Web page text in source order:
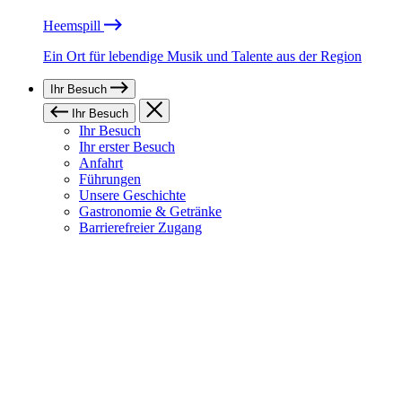
Heemspill
Ein Ort für lebendige Musik und Talente aus der Region
Ihr Besuch
Ihr Besuch
Ihr Besuch
Ihr erster Besuch
Anfahrt
Führungen
Unsere Geschichte
Gastronomie & Getränke
Barrierefreier Zugang